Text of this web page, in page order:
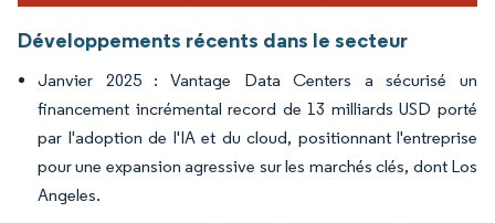
Développements récents dans le secteur
Janvier 2025 : Vantage Data Centers a sécurisé un
financement incrémental record de 13 milliards USD porté
par l'adoption de l'IA et du cloud, positionnant l'entreprise
pour une expansion agressive sur les marchés clés, dont Los
Angeles.